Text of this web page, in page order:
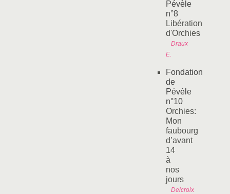
Pévèle
n°8
Libération
d'Orchies
Draux
E.
Fondation
de
Pévèle
n°10
Orchies:
Mon
faubourg
d’avant
14
à
nos
jours
Delcroix